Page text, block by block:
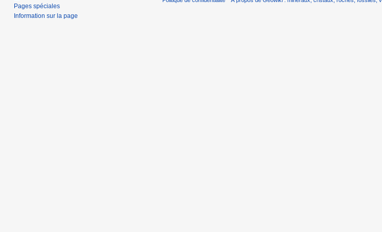
Pages spéciales
Information sur la page